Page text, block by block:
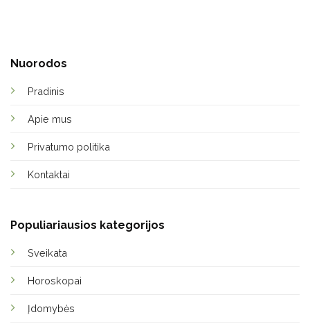
Nuorodos
Pradinis
Apie mus
Privatumo politika
Kontaktai
Populiariausios kategorijos
Sveikata
Horoskopai
Įdomybės